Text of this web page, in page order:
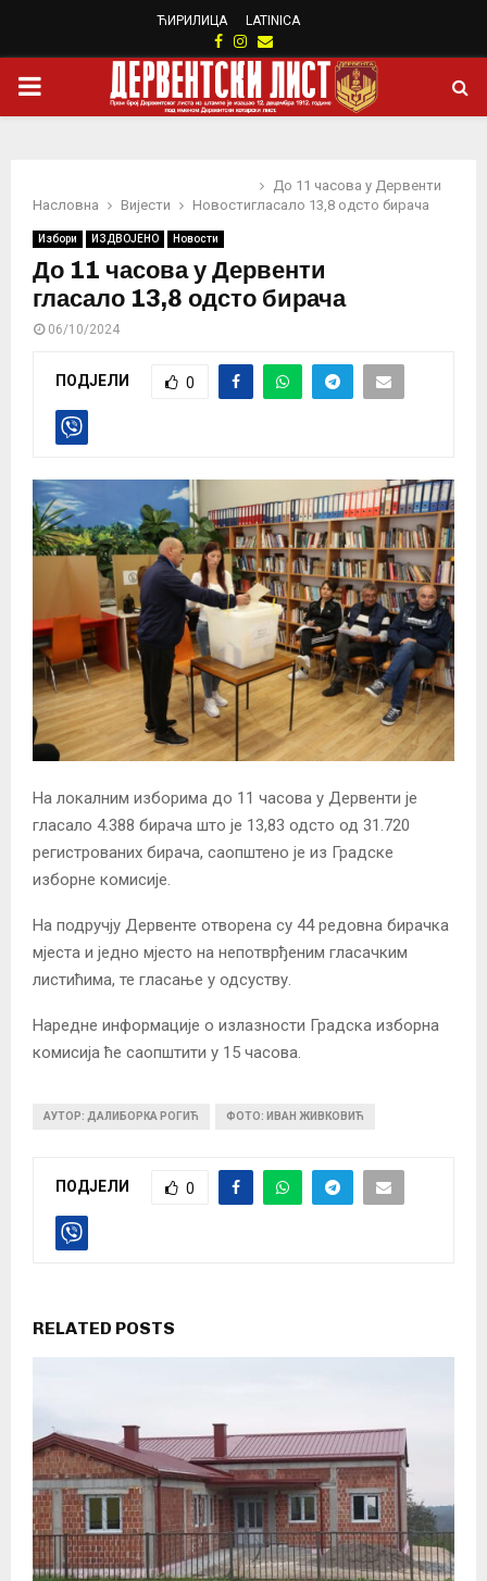
ЋИРИЛИЦА LATINICA
Facebook
Instagram
Email
PRIMARY
Насловна Вијести Новости
До 11 часова у Дервенти
гласало 13,8 одсто бирача
Избори ИЗДВОЈЕНО Новости
До 11 часова у Дервенти
гласало 13,8 одсто бирача
06/10/2024
ПОДЈЕЛИ 0
На локалним изборима до 11 часова у Дервенти је
гласало 4.388 бирача што је 13,83 одсто од 31.720
регистрованих бирача, саопштено је из Градске
изборне комисије.
На подручју Дервенте отворена су 44 редовна бирачка
мјеста и једно мјесто на непотврђеним гласачким
листићима, те гласање у одсуству.
Наредне информације о излазности Градска изборна
комисија ће саопштити у 15 часова.
АУТОР: ДАЛИБОРКА РОГИЋ ФОТО: ИВАН ЖИВКОВИЋ
ПОДЈЕЛИ 0
RELATED POSTS